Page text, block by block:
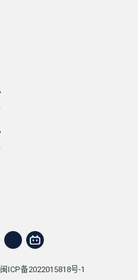
闽ICP备2022015818号-1